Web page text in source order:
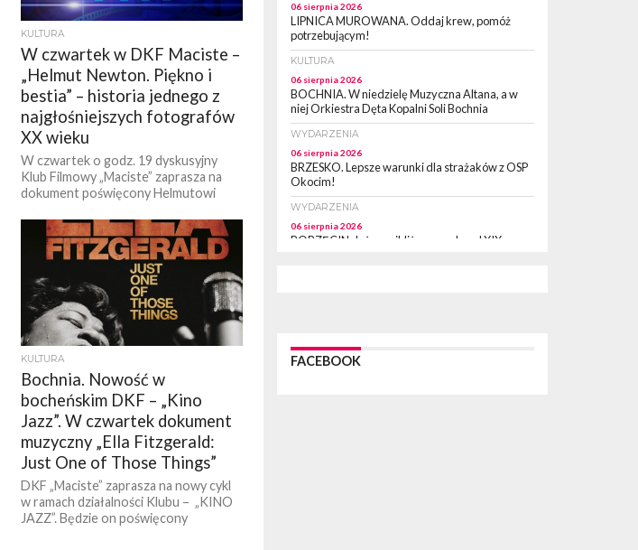
KULTURA
W czwartek w DKF Maciste –
„Helmut Newton. Piękno i
bestia” – historia jednego z
najgłośniejszych fotografów
XX wieku
W czwartek o godz. 19 dyskusyjny
Klub Filmowy „Maciste” zaprasza na
dokument poświęcony Helmutowi
fotografowi mody. Prelekcje przed
filmem wygłosi...
KULTURA
Bochnia. Nowość w
bocheńskim DKF – „Kino
Jazz”. W czwartek dokument
muzyczny „Ella Fitzgerald:
Just One of Those Things”
DKF „Maciste” zaprasza na nowy cykl
w ramach działalności Klubu – „KINO
JAZZ”. Będzie on poświęcony
06 sierpnia 2026
LIPNICA MUROWANA. Oddaj krew, pomóż
potrzebującym!
KULTURA
06 sierpnia 2026
BOCHNIA. W niedzielę Muzyczna Altana, a w
niej Orkiestra Dęta Kopalni Soli Bochnia
WYDARZENIA
06 sierpnia 2026
BRZESKO. Lepsze warunki dla strażaków z OSP
Okocim!
WYDARZENIA
06 sierpnia 2026
BORZĘCIN. Już w najbliższy weekend XIX
WYDARZENIA
FACEBOOK